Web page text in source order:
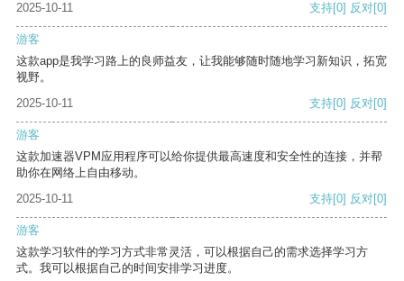
2025-10-11 支持[0] 反对[0]
游客
这款app是我学习路上的良师益友，让我能够随时随地学习新知识，拓宽
视野。
2025-10-11
支持[0] 反对[0]
游客
这款加速器VPM应用程序可以给你提供最高速度和安全性的连接，并帮
助你在网络上自由移动。
2025-10-11
支持[0] 反对[0]
游客
这款学习软件的学习方式非常灵活，可以根据自己的需求选择学习方
式。我可以根据自己的时间安排学习进度。